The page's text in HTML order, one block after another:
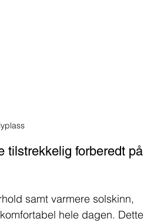
tilstrekkelig forberedt på
samt varmere solskinn,
hele dagen. Dette